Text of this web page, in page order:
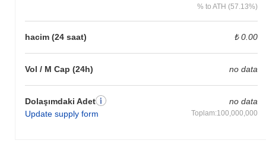
% to ATH (57.13%)
hacim (24 saat) ₺ 0.00
Vol / M Cap (24h) no data
Dolaşımdaki Adet
Update supply form
no data
Toplam:100,000,000